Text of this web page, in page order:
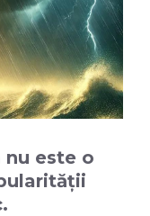
este o